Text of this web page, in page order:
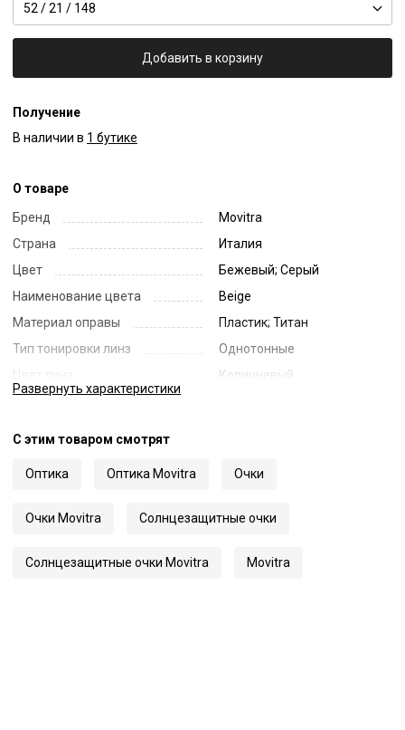
52 / 21 / 148
Добавить в корзину
Получение
В наличии в 1 бутике
О товаре
Бренд
Movitra
Страна
Италия
Цвет
Бежевый; Серый
Наименование цвета
Beige
Материал оправы
Пластик; Титан
Тип тонировки линз
Однотонные
Цвет линз
Коричневый
Длина заушника
148
Развернуть характеристики
С этим товаром смотрят
Оптика Оптика Movitra Очки
Очки Movitra Солнцезащитные очки
Солнцезащитные очки Movitra Movitra